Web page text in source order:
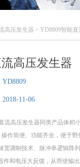
高压发生器 > YD8809智能
高压发生器
YD8809
2018-11-06
流高压发生器同类产品体积小
操作简便、功能齐全，便于野
宽调制技术、脉冲串逻辑阵
件和电压大反馈，从而使输